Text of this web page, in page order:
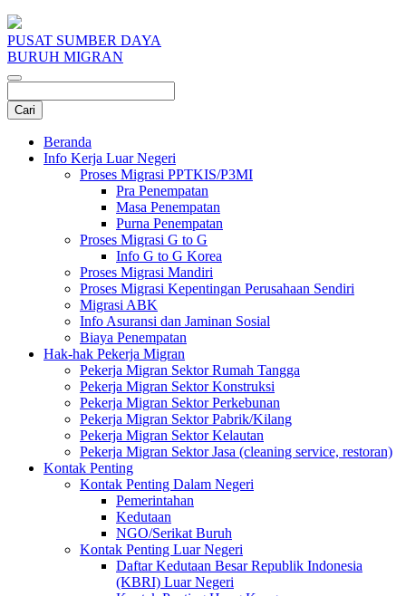
PUSAT SUMBER DAYA
BURUH MIGRAN
Beranda
Info Kerja Luar Negeri
Proses Migrasi PPTKIS/P3MI
Pra Penempatan
Masa Penempatan
Purna Penempatan
Proses Migrasi G to G
Info G to G Korea
Proses Migrasi Mandiri
Proses Migrasi Kepentingan Perusahaan Sendiri
Migrasi ABK
Info Asuransi dan Jaminan Sosial
Biaya Penempatan
Hak-hak Pekerja Migran
Pekerja Migran Sektor Rumah Tangga
Pekerja Migran Sektor Konstruksi
Pekerja Migran Sektor Perkebunan
Pekerja Migran Sektor Pabrik/Kilang
Pekerja Migran Sektor Kelautan
Pekerja Migran Sektor Jasa (cleaning service, restoran)
Kontak Penting
Kontak Penting Dalam Negeri
Pemerintahan
Kedutaan
NGO/Serikat Buruh
Kontak Penting Luar Negeri
Daftar Kedutaan Besar Republik Indonesia
(KBRI) Luar Negeri